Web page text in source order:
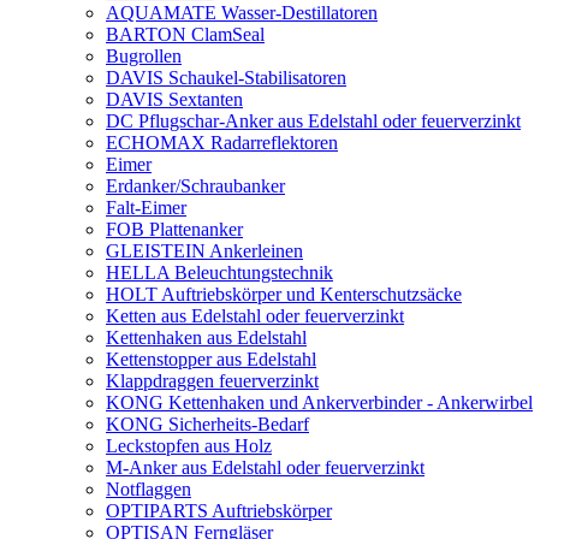
AQUAMATE Wasser-Destillatoren
BARTON ClamSeal
Bugrollen
DAVIS Schaukel-Stabilisatoren
DAVIS Sextanten
DC Pflugschar-Anker aus Edelstahl oder feuerverzinkt
ECHOMAX Radarreflektoren
Eimer
Erdanker/Schraubanker
Falt-Eimer
FOB Plattenanker
GLEISTEIN Ankerleinen
HELLA Beleuchtungstechnik
HOLT Auftriebskörper und Kenterschutzsäcke
Ketten aus Edelstahl oder feuerverzinkt
Kettenhaken aus Edelstahl
Kettenstopper aus Edelstahl
Klappdraggen feuerverzinkt
KONG Kettenhaken und Ankerverbinder - Ankerwirbel
KONG Sicherheits-Bedarf
Leckstopfen aus Holz
M-Anker aus Edelstahl oder feuerverzinkt
Notflaggen
OPTIPARTS Auftriebskörper
OPTISAN Ferngläser